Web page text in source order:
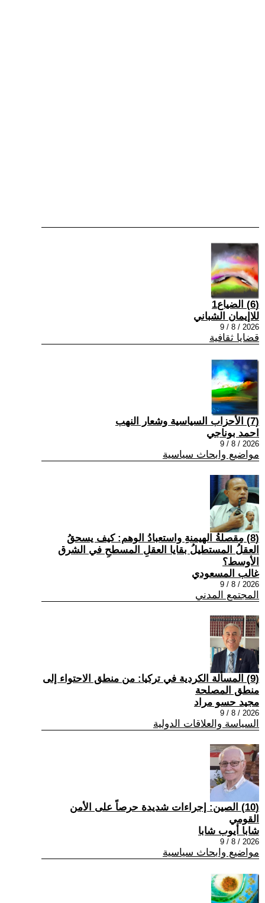
(6) الضياع1
للاإيمان الشباني
2026 / 8 / 9
قضايا ثقافية
(7) الأحزاب السياسية وشعار النهب
احمد بوناجي
2026 / 8 / 9
مواضيع وابحاث سياسية
(8) مِقصلةُ الهيمنةِ واستعبادُ الوهم: كيف يسحقُ
العقلُ المستطيلُ بقايا العقلِ المسطحِ في الشرق
الأوسط؟
غالب المسعودي
2026 / 8 / 9
المجتمع المدني
(9) المسألة الكردية في تركيا: من منطق الاحتواء إلى
منطق المصلحة
مجيد حسو مراد
2026 / 8 / 9
السياسة والعلاقات الدولية
(10) الصين: إجراءات شديدة حرصاً على الأمن
القومي
شابا أيوب شابا
2026 / 8 / 9
مواضيع وابحاث سياسية